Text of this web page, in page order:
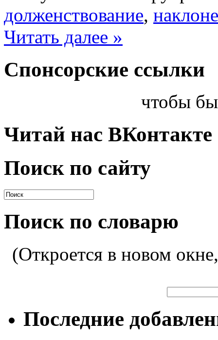
долженствование,
Читать далее »
Спонсорские ссылки
чтобы
Читай нас ВКонтакте
Поиск по сайту
Поиск по словарю
(Откроется в новом
Последние